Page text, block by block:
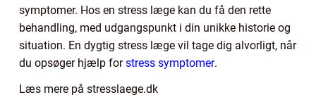
symptomer. Hos en stress læge kan du få den rette
behandling, med udgangspunkt i din unikke historie og
situation. En dygtig stress læge vil tage dig alvorligt, når
du opsøger hjælp forstress symptomer.
Læs mere på stresslaege.dk